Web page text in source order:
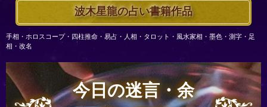
波木星龍の占い書籍作品
手相・ホロスコープ・四柱推命・易占・人相・タロット・風水家相・墨色・測字・足
相・改名
今日の迷言・余